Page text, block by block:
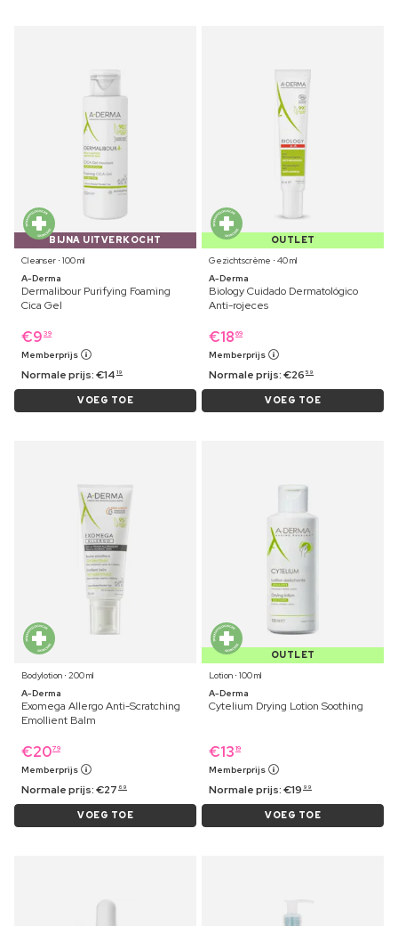
BIJNA UITVERKOCHT
Cleanser ⋅ 100 ml
A-Derma
Dermalibour Purifying Foaming
Cica Gel
€9 39
Memberprijs
Normale prijs:€14 19
VOEG TOE
OUTLET
Gezichtscrème ⋅ 40 ml
A-Derma
Biology Cuidado Dermatológico
Anti-rojeces
€18 69
Memberprijs
Normale prijs:€26 59
VOEG TOE
Bodylotion ⋅ 200 ml
A-Derma
Exomega Allergo Anti-Scratching
Emollient Balm
€2079
Memberprijs
Normale prijs:€27 69
VOEG TOE
OUTLET
Lotion ⋅ 100 ml
A-Derma
Cytelium Drying Lotion Soothing
€13 19
Memberprijs
Normale prijs:€19 99
VOEG TOE